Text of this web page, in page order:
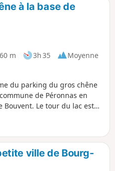
à la base de
m 3h 35
Moyenne
du parking du gros chêne
de Péronnas en
Le tour du lac est
ville de Bourg-